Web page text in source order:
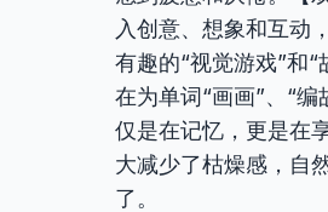
入创意、想象和互动
有趣的“视觉游戏”和
在为单词“画画”、“
仅是在记忆，更是在
大减少了枯燥感，自
了。